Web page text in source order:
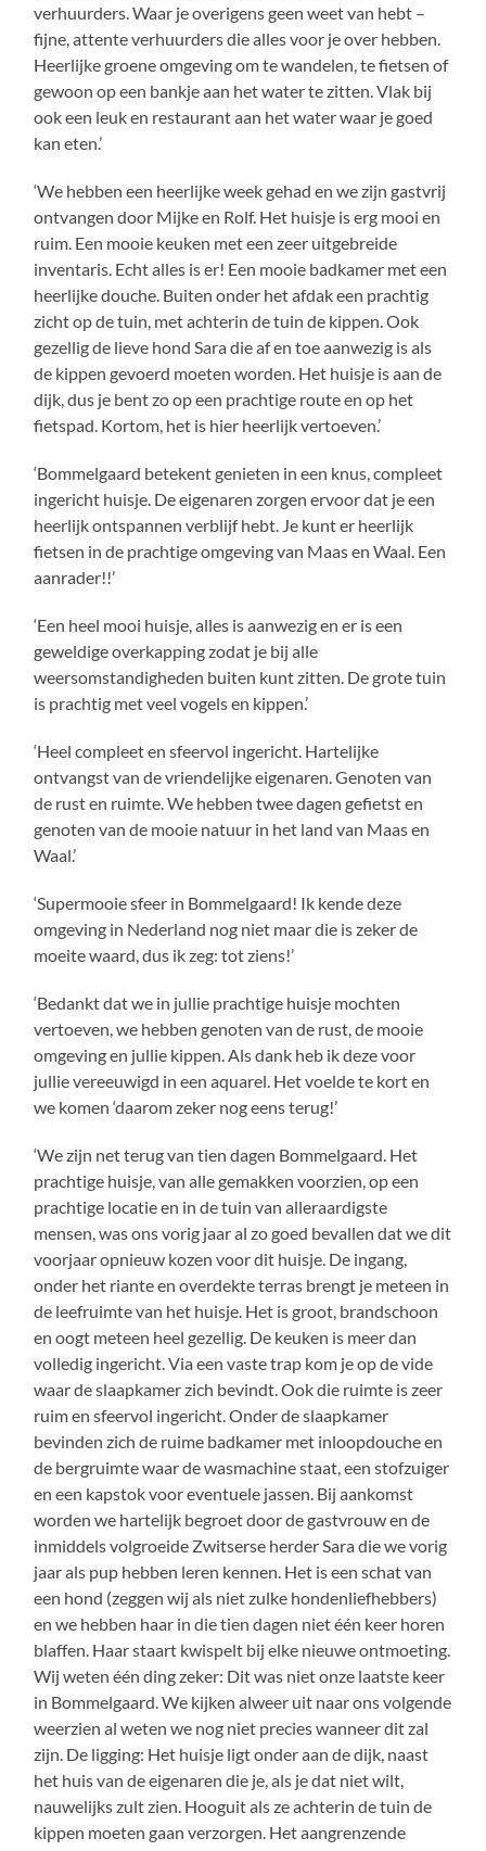
verhuurders. Waar je overigens geen weet van hebt –
fijne, attente verhuurders die alles voor je over hebben.
Heerlijke groene omgeving om te wandelen, te fietsen of
gewoon op een bankje aan het water te zitten. Vlak bij
ook een leuk en restaurant aan het water waar je goed
kan eten.’
‘We hebben een heerlijke week gehad en we zijn gastvrij
ontvangen door Mijke en Rolf. Het huisje is erg mooi en
ruim. Een mooie keuken met een zeer uitgebreide
inventaris. Echt alles is er! Een mooie badkamer met een
heerlijke douche. Buiten onder het afdak een prachtig
zicht op de tuin, met achterin de tuin de kippen. Ook
gezellig de lieve hond Sara die af en toe aanwezig is als
de kippen gevoerd moeten worden. Het huisje is aan de
dijk, dus je bent zo op een prachtige route en op het
fietspad. Kortom, het is hier heerlijk vertoeven.’
‘Bommelgaard betekent genieten in een knus, compleet
ingericht huisje. De eigenaren zorgen ervoor dat je een
heerlijk ontspannen verblijf hebt. Je kunt er heerlijk
fietsen in de prachtige omgeving van Maas en Waal. Een
aanrader!!’
‘Een heel mooi huisje, alles is aanwezig en er is een
geweldige overkapping zodat je bij alle
weersomstandigheden buiten kunt zitten. De grote tuin
is prachtig met veel vogels en kippen.’
‘Heel compleet en sfeervol ingericht. Hartelijke
ontvangst van de vriendelijke eigenaren. Genoten van
de rust en ruimte. We hebben twee dagen gefietst en
genoten van de mooie natuur in het land van Maas en
Waal.’
‘Supermooie sfeer in Bommelgaard! Ik kende deze
omgeving in Nederland nog niet maar die is zeker de
moeite waard, dus ik zeg: tot ziens!’
‘Bedankt dat we in jullie prachtige huisje mochten
vertoeven, we hebben genoten van de rust, de mooie
omgeving en jullie kippen. Als dank heb ik deze voor
jullie vereeuwigd in een aquarel. Het voelde te kort en
we komen ‘daarom zeker nog eens terug!’
‘We zijn net terug van tien dagen Bommelgaard. Het
prachtige huisje, van alle gemakken voorzien, op een
prachtige locatie en in de tuin van alleraardigste
mensen, was ons vorig jaar al zo goed bevallen dat we dit
voorjaar opnieuw kozen voor dit huisje. De ingang,
onder het riante en overdekte terras brengt je meteen in
de leefruimte van het huisje. Het is groot, brandschoon
en oogt meteen heel gezellig. De keuken is meer dan
volledig ingericht. Via een vaste trap kom je op de vide
waar de slaapkamer zich bevindt. Ook die ruimte is zeer
ruim en sfeervol ingericht. Onder de slaapkamer
bevinden zich de ruime badkamer met inloopdouche en
de bergruimte waar de wasmachine staat, een stofzuiger
en een kapstok voor eventuele jassen. Bij aankomst
worden we hartelijk begroet door de gastvrouw en de
inmiddels volgroeide Zwitserse herder Sara die we vorig
jaar als pup hebben leren kennen. Het is een schat van
een hond (zeggen wij als niet zulke hondenliefhebbers)
en we hebben haar in die tien dagen niet één keer horen
blaffen. Haar staart kwispelt bij elke nieuwe ontmoeting.
Wij weten één ding zeker: Dit was niet onze laatste keer
in Bommelgaard. We kijken alweer uit naar ons volgende
weerzien al weten we nog niet precies wanneer dit zal
zijn. De ligging: Het huisje ligt onder aan de dijk, naast
het huis van de eigenaren die je, als je dat niet wilt,
nauwelijks zult zien. Hooguit als ze achterin de tuin de
kippen moeten gaan verzorgen. Het aangrenzende